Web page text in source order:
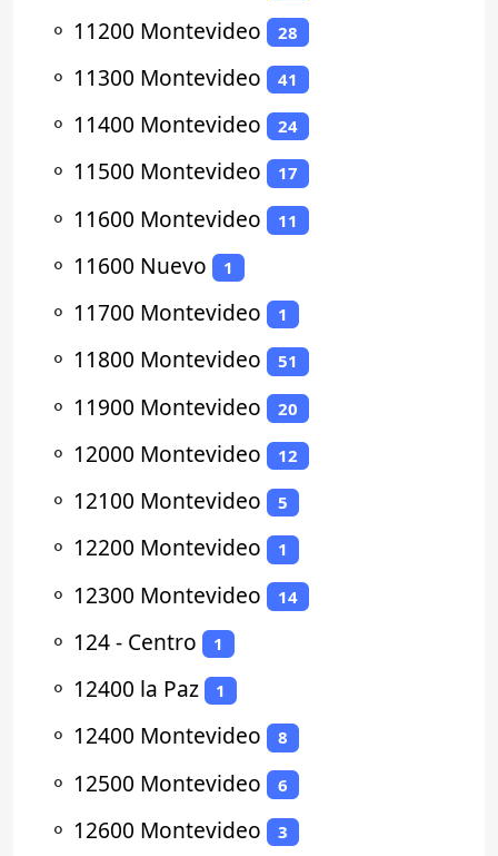
⚬ 11200 Montevideo 28
⚬ 11300 Montevideo 41
⚬ 11400 Montevideo 24
⚬ 11500 Montevideo 17
⚬ 11600 Montevideo 11
⚬ 11600 Nuevo 1
⚬ 11700 Montevideo 1
⚬ 11800 Montevideo 51
⚬ 11900 Montevideo 20
⚬ 12000 Montevideo 12
⚬ 12100 Montevideo 5
⚬ 12200 Montevideo 1
⚬ 12300 Montevideo 14
⚬ 124 - Centro 1
⚬ 12400 la Paz 1
⚬ 12400 Montevideo 8
⚬ 12500 Montevideo 6
⚬ 12600 Montevideo 3